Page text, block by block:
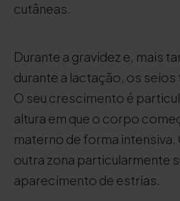
cutâneas.
Durante a gravidez e, mais
durante a lactação, os
O seu crescimento é
altura em que o corpo
materno de forma intensiva.
outra zona particularmente
aparecimento de estrias.